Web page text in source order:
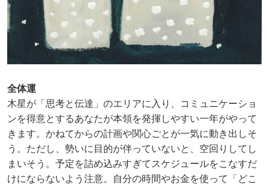
全体運
木星が「思考と伝達」のエリアに入り、コミュニケーショ
ンを得意とするあなたが本領を発揮しやすい一年がやって
きます。かねてからの計画や関心ごとが一気に動き出しそ
う。ただし、勢いに目的が伴っていないと、空回りしてし
まいそう。予定を詰め込みすぎてスケジュールをこなすだ
けにならないよう注意。自分の時間やお金を使って「どこ